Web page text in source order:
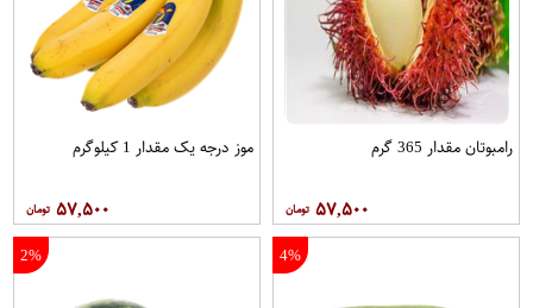
رامبوتان مقدار 365 گرم
۵۷,۵۰۰
موز درجه یک مقدار 1 کیلوگرم
۵۷,۵۰۰
4%
2%